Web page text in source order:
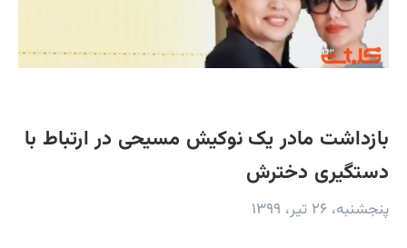
بازداشت مادر یک نوکیش مسیحی در ارتباط با
دستگیری دخترش
پنجشنبه، ۲۶ تیر، ۱۳۹۹